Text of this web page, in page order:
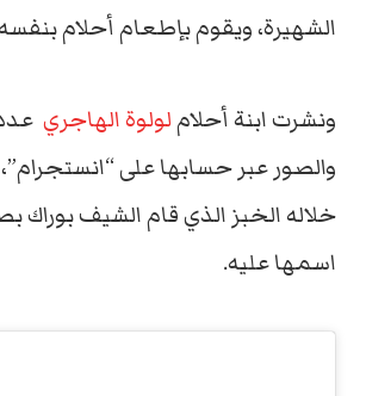
الشهيرة، ويقوم بإطعام أحلام
ونشرت ابنة أحلاملولوة الهاجري
والصور عبر حسابها على
خلاله الخبز الذي قام الشيف بوراك
اسمها عليه.